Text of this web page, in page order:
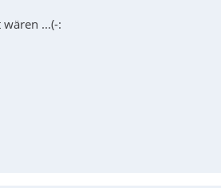
...(-: